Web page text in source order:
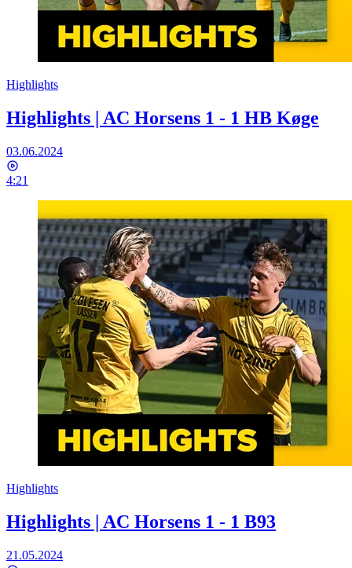
Highlights
Highlights | AC Horsens 1 - 1 HB Køge
03.06.2024
4:21
Highlights
Highlights | AC Horsens 1 - 1 B93
21.05.2024